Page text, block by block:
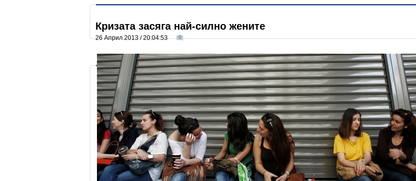
Кризата засяга най-силно жените
26 Април 2013 / 20:04:53 0